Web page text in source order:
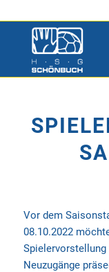
Vor dem
08.10.2022
Spielervorstellung
Neuzugänge